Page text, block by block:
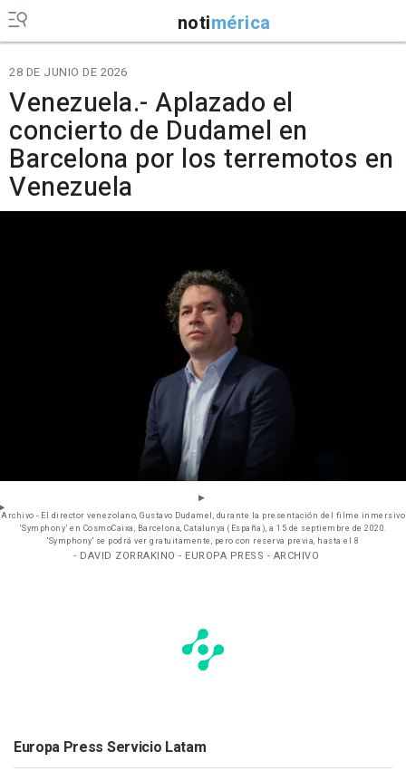
notimérica
28 DE JUNIO DE 2026
Venezuela.- Aplazado el
concierto de Dudamel en
Barcelona por los terremotos en
Venezuela
Archivo - El director venezolano, Gustavo Dudamel, durante la presentación del filme inmersivo
‘Symphony’ en CosmoCaixa, Barcelona, Catalunya (España), a 15 de septiembre de 2020.
'Symphony' se podrá ver gratuitamente, pero con reserva previa, hasta el 8
- DAVID ZORRAKINO - EUROPA PRESS - ARCHIVO
Europa Press Servicio Latam